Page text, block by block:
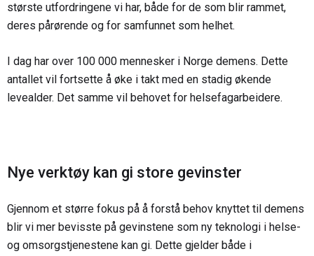
største utfordringene vi har, både for de som blir rammet,
deres pårørende og for samfunnet som helhet.
I dag har over 100 000 mennesker i Norge demens. Dette
antallet vil fortsette å øke i takt med en stadig økende
levealder. Det samme vil behovet for helsefagarbeidere.
Nye verktøy kan gi store gevinster
Gjennom et større fokus på å forstå behov knyttet til demens
blir vi mer bevisste på gevinstene som ny teknologi i helse-
og omsorgstjenestene kan gi. Dette gjelder både i